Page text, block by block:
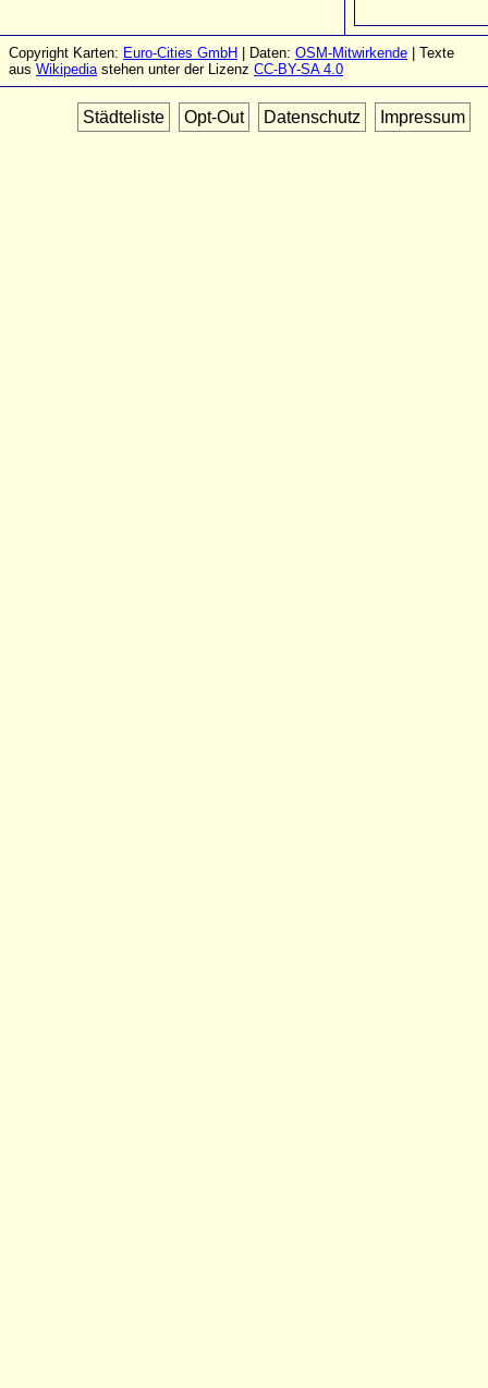
Copyright Karten: Euro-Cities GmbH | Daten: OSM-Mitwirkende | Texte
aus Wikipediastehen unter der Lizenz CC-BY-SA 4.0
Städteliste Opt-Out Datenschutz Impressum